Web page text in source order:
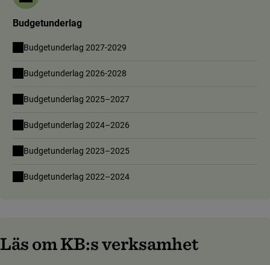
Budgetunderlag
Budgetunderlag 2027-2029
Budgetunderlag 2026-2028
Budgetunderlag 2025–2027
Budgetunderlag 2024–2026
Budgetunderlag 2023–2025
Budgetunderlag 2022–2024
Läs om KB:s verksamhet